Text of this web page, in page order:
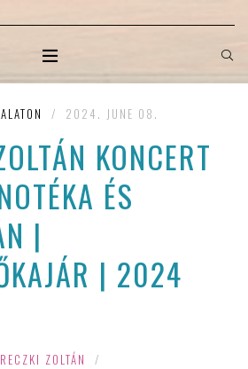
/ 2024. JUNE 08.
KONCERT
ÉS
|
| 2024
ZOLTÁN
/